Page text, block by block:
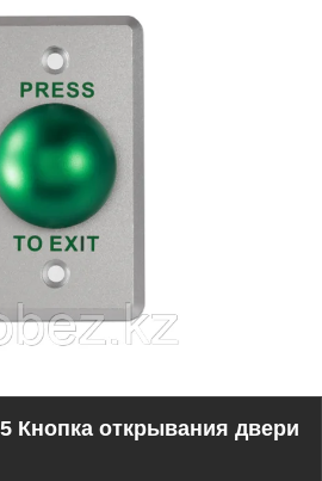
Кнопка открывания двери